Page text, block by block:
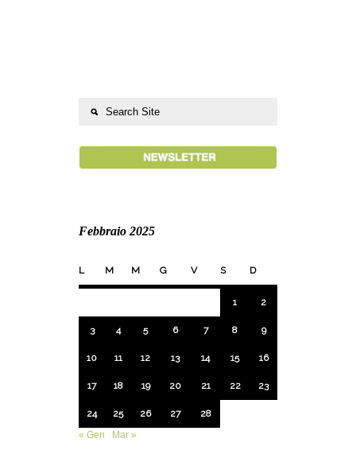
Febbraio 2025
L M M G V S D
1 2
3 4 5 6 7 8 9
10 11 12 13 14 15 16
17 18 19 20 21 22 23
24 25 26 27
28
« Gen
Mar »